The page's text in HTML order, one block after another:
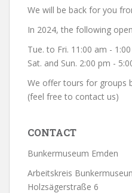
We will be back for you
In 2024, the following
Tue. to Fri. 11:00 am -
Sat. and Sun. 2:00 pm -
We offer tours for groups
(feel free to contact us)
CONTACT
Bunkermuseum Emden
Arbeitskreis
Holzsägerstraße 6